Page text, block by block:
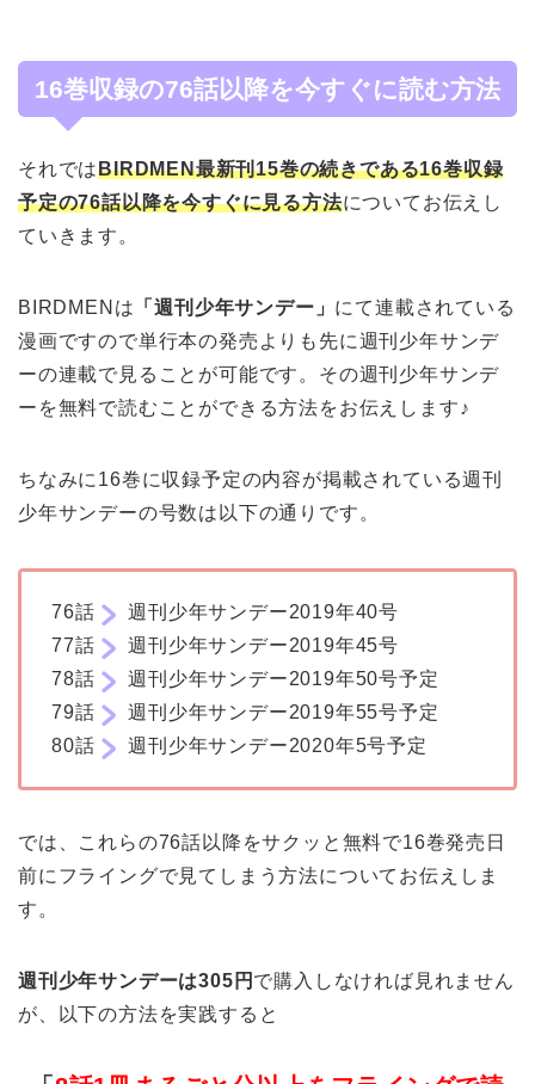
16巻収録の76話以降を今すぐに読む方法
それではBIRDMEN最新刊15巻の続きである16巻収録
予定の76話以降を今すぐに見る方法についてお伝えし
ていきます。
BIRDMENは 「週刊少年サンデー」 にて連載されている
漫画ですので単行本の発売よりも先に週刊少年サンデ
ーの連載で見ることが可能です。その週刊少年サンデ
ーを無料で読むことができる方法をお伝えします♪
ちなみに16巻に収録予定の内容が掲載されている週刊
少年サンデーの号数は以下の通りです。
76話
週刊少年サンデー2019年40号
77話
週刊少年サンデー2019年45号
78話
週刊少年サンデー2019年50号予定
79話
週刊少年サンデー2019年55号予定
80話
週刊少年サンデー2020年5号予定
では、これらの76話以降をサクッと無料で16巻発売日
前にフライングで見てしまう方法についてお伝えしま
す。
週刊少年サンデーは305円 で購入しなければ見れません
が、以下の方法を実践すると